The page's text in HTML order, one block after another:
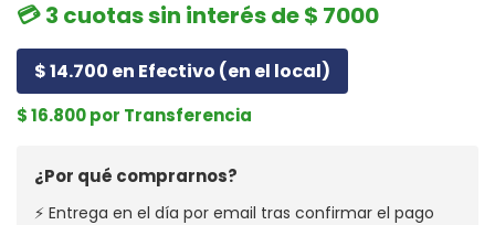
💳 3 cuotas sin interés de $ 7000
$ 14.700 en Efectivo (en el local)
$ 16.800 por Transferencia
¿Por qué comprarnos?
⚡ Entrega en el día por email tras confirmar el pago